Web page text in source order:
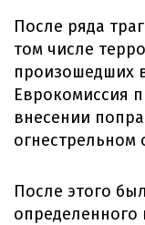
После ряда
том числе
произошедших
Еврокомиссия
внесении
огнестрельном
После этого
определенного